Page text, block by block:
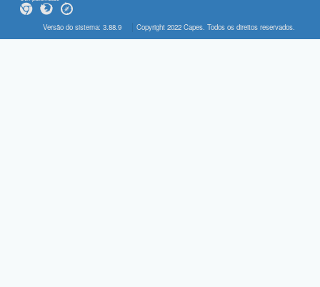
Versão do sistema: 3.88.9 Copyright 2022 Capes. Todos os direitos reservados.